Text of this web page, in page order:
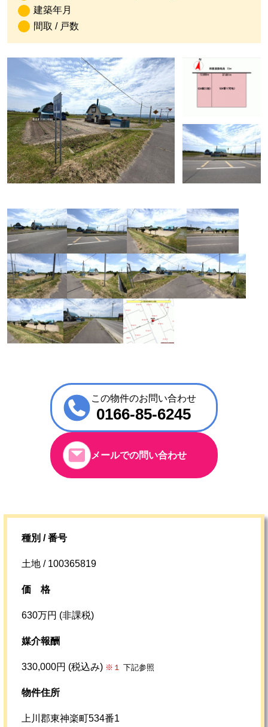
建築年月
間取 / 戸数
この物件のお問い合わせ
0166-85-6245
メールでの問い合わせ
種別 / 番号
土地 / 100365819
価格
630万円 (非課税)
媒介報酬
330,000円 (税込み) ※１ 下記参照
物件住所
上川郡東神楽町534番1